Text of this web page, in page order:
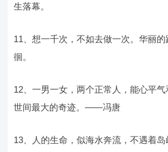
生落幕。
11、想一千次，不如去做一次。华丽
徊。
12、一男一女，两个正常人，能心平
世间最大的奇迹。——冯唐
13、人的生命，似海水奔流，不遇着